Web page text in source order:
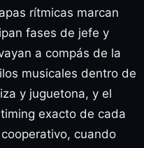
rítmicas marcan
fases de jefe y
a compás de la
musicales dentro de
y juguetona, y el
exacto de cada
cuando